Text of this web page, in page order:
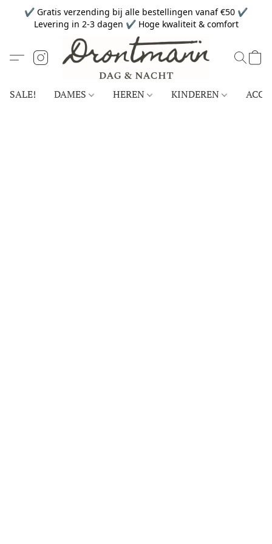
✔ Gratis verzending bij alle bestellingen vanaf €50 ✔
Levering in 2-3 dagen ✔ Hoge kwaliteit & comfort
SALE! DAMES HEREN KINDEREN